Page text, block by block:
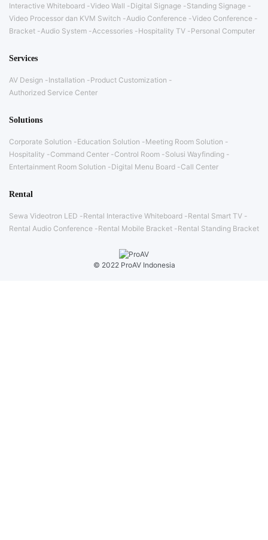
Interactive Whiteboard Video Wall Digital Signage
Standing Signage
Video Processor dan KVM Switch
Audio Conference Video Conference
Bracket
Audio System Accessories Hospitality TV Personal Computer
Services
AV Design Installation
Product Customization
Authorized Service Center
Solutions
Corporate Solution Education Solution
Meeting Room Solution
Hospitality
Command Center Control Room
Solusi Wayfinding
Entertainment Room Solution
Digital Menu Board Call Center
Rental
Sewa Videotron LED Rental Interactive Whiteboard
Rental Smart TV
Rental Audio Conference
Rental Mobile Bracket Rental Standing Bracket
© 2022 ProAV Indonesia